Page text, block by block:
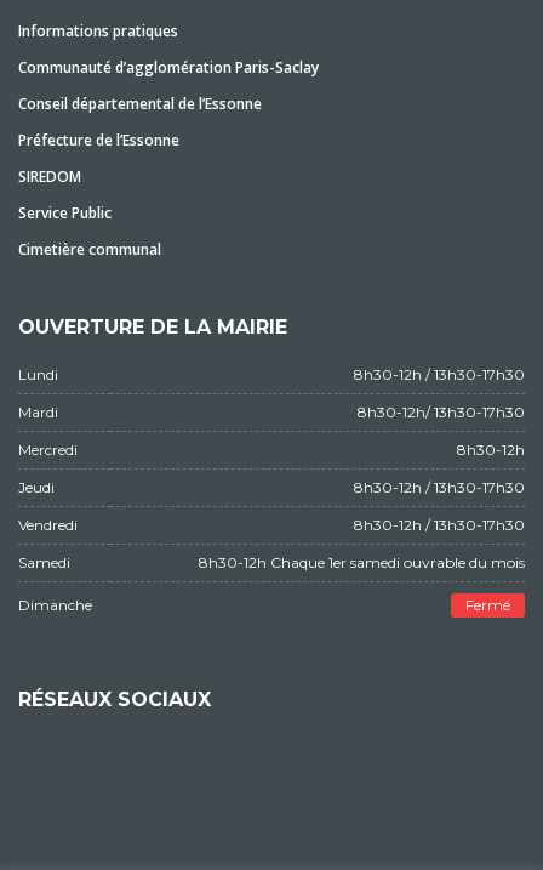
Informations pratiques
Communauté d’agglomération Paris-Saclay
Conseil départemental de l’Essonne
Préfecture de l’Essonne
SIREDOM
Service Public
Cimetière communal
OUVERTURE DE LA MAIRIE
Lundi 8h30-12h / 13h30-17h30
Mardi 8h30-12h/ 13h30-17h30
Mercredi 8h30-12h
Jeudi 8h30-12h / 13h30-17h30
Vendredi 8h30-12h / 13h30-17h30
Samedi 8h30-12h Chaque 1er samedi ouvrable du mois
Dimanche Fermé
RÉSEAUX SOCIAUX